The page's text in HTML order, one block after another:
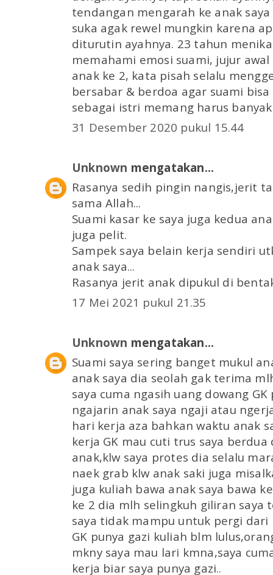
tendangan mengarah ke anak
suka agak rewel mungkin karena
diturutin ayahnya. 23 tahun
memahami emosi suami, jujur
anak ke 2, kata pisah selalu
bersabar & berdoa agar suami
sebagai istri memang harus
31 Desember 2020 pukul 15.44
Unknown mengatakan...
Rasanya sedih pingin nangis,jerit
sama Allah...
Suami kasar ke saya juga kedua
juga pelit.
Sampek saya belain kerja sendiri
anak saya...
Rasanya jerit anak dipukul di
17 Mei 2021 pukul 21.35
Unknown mengatakan...
Suami saya sering banget mukul
anak saya dia seolah gak terima
saya cuma ngasih uang dowang
ngajarin anak saya ngaji atau
hari kerja aza bahkan waktu anak
kerja GK mau cuti trus saya
anak,klw saya protes dia selalu
naek grab klw anak saki juga
juga kuliah bawa anak saya bawa
ke 2 dia mlh selingkuh giliran saya
saya tidak mampu untuk pergi
GK punya gazi kuliah blm
mkny saya mau lari kmna,saya
kerja biar saya punya gazi..